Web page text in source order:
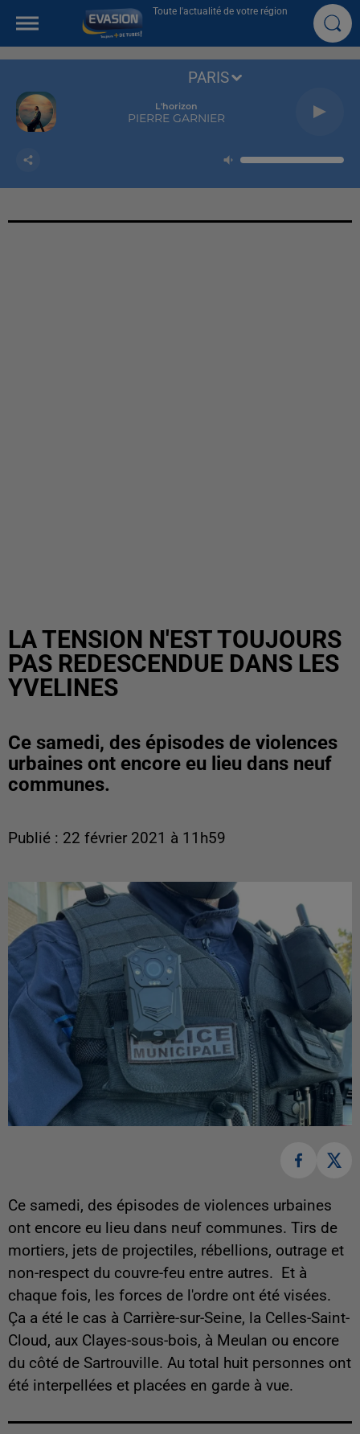
Toute l'actualité de votre région
L'horizon
PIERRE GARNIER
PARIS
LA TENSION N'EST TOUJOURS
PAS REDESCENDUE DANS LES
YVELINES
Ce samedi, des épisodes de violences
urbaines ont encore eu lieu dans neuf
communes.
Publié : 22 février 2021 à 11h59
Ce samedi, des épisodes de violences urbaines
ont encore eu lieu dans neuf communes. Tirs de
mortiers, jets de projectiles, rébellions, outrage et
non-respect du couvre-feu entre autres. Et à
chaque fois, les forces de l'ordre ont été visées.
Ça a été le cas à Carrière-sur-Seine, la Celles-Saint-
Cloud, aux Clayes-sous-bois, à Meulan ou encore
du côté de Sartrouville. Au total huit personnes ont
été interpellées et placées en garde à vue.